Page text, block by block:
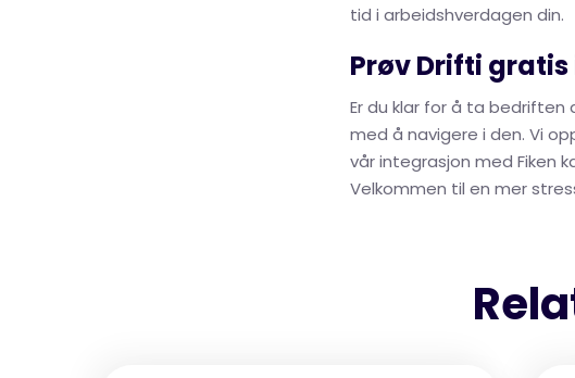
tid i arbeidshverdagen din.
Prøv Drifti gratis
Er du klar for å ta bedriften
med å navigere i den. Vi
vår integrasjon med Fiken
Velkommen til en mer